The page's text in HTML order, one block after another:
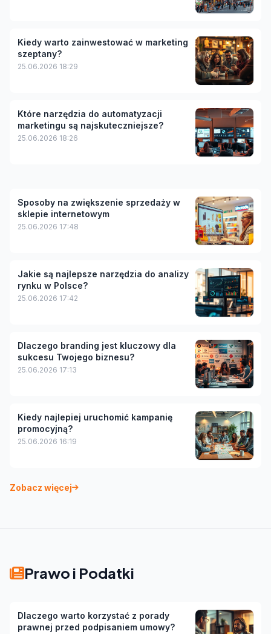
Kiedy warto zainwestować w marketing
szeptany?
25.06.2026 18:29
Które narzędzia do automatyzacji
marketingu są najskuteczniejsze?
25.06.2026 18:26
Sposoby na zwiększenie sprzedaży w
sklepie internetowym
25.06.2026 17:48
Jakie są najlepsze narzędzia do analizy
rynku w Polsce?
25.06.2026 17:42
Dlaczego branding jest kluczowy dla
sukcesu Twojego biznesu?
25.06.2026 17:13
Kiedy najlepiej uruchomić kampanię
promocyjną?
25.06.2026 16:19
Zobacz więcej
Prawo i Podatki
Dlaczego warto korzystać z porady
prawnej przed podpisaniem umowy?